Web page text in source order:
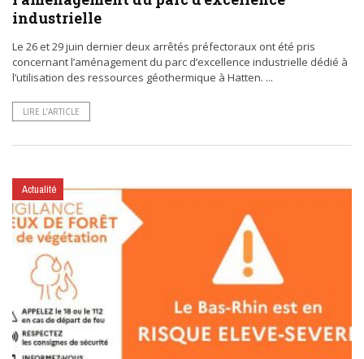
industrielle
Le 26 et 29 juin dernier deux arrêtés préfectoraux ont été pris
concernant l’aménagement du parc d’excellence industrielle dédié à
l’utilisation des ressources géothermique à Hatten. ...
LIRE L’ARTICLE
Actualité